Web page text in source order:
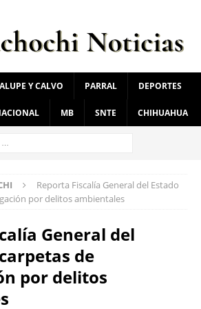
Y CALVO PARRAL DEPORTES
MB SNTE CHIHUAHUA
Reporta Fiscalía General del Estado
por delitos ambientales
General del
de
por delitos